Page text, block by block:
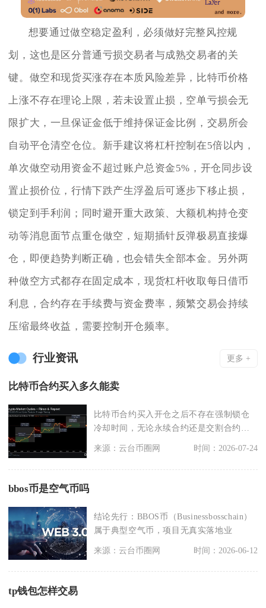
想要通过做空稳定盈利，必须做好完整风控规
划，这也是区分普通亏损交易者与成熟交易者的关
键。做空和现货买涨存在本质风险差异，比特币价格
上涨不存在理论上限，若未设置止损，空单亏损会无
限扩大，一旦保证金低于维持保证金比例，交易所会
自动平仓清空仓位。新手建议将杠杆控制在5倍以内，
单次做空动用资金不超过账户总资金5%，开仓同步设
置止损价位，行情下跌产生浮盈后可逐步下移止损，
锁定到手利润；同时避开重大政策、大额机构持仓变
动等消息面节点重仓做空，短期插针反弹极易直接爆
仓，即便趋势判断正确，也会错失全部本金。另外两
种做空方式都存在固定成本，现货杠杆收取每日借币
利息，合约存在手续费与资金费率，频繁交易会持续
压缩最终收益，需要控制开仓频率。
行业资讯 更多 +
比特币合约买入多久能卖
比特币合约买入开仓之后不存在强制锁仓
冷却时间，无论永续合约还是交割合约，
成交完成即可立刻平
来源：云台币圈网 时间：2026-07-24
bbos币是空气币吗
结论先行：BBOS币（Businessbosschain）
属于典型空气币，项目无真实落地业
来源：云台币圈网 时间：2026-06-12
tp钱包怎样交易